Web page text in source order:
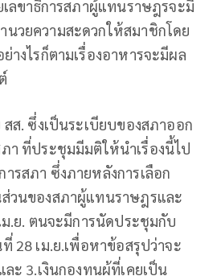
เลขาธิการสภาผู้แทนราษฎรจะมี
นวยความสะดวกให้สมาชิกโดย
างไรก็ตามเรื่องอาหารจะมีผล
สส. ซึ่งเป็นระเบียบของสภาออก
า ที่ประชุมมีมติให้นำเรื่องนี้ไป
รสภา ซึ่งภายหลังการเลือก
วนของสภาผู้แทนราษฎรและ
.ย. ตนจะมีการนัดประชุมกับ
28 เม.ย.เพื่อหาข้อสรุปว่าจะ
ละ 3.เงินกองทุนผู้ที่เคยเป็น